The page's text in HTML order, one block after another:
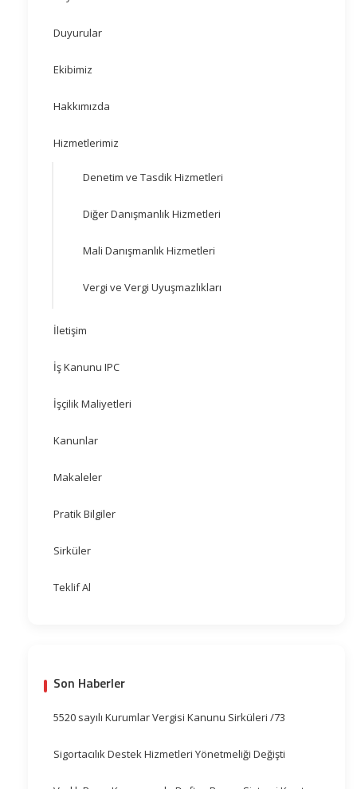
Duyurular
Ekibimiz
Hakkımızda
Hizmetlerimiz
Denetim ve Tasdik Hizmetleri
Diğer Danışmanlık Hizmetleri
Mali Danışmanlık Hizmetleri
Vergi ve Vergi Uyuşmazlıkları
İletişim
İş Kanunu IPC
İşçilik Maliyetleri
Kanunlar
Makaleler
Pratik Bilgiler
Sirküler
Teklif Al
Son Haberler
5520 sayılı Kurumlar Vergisi Kanunu Sirküleri /73
Sigortacılık Destek Hizmetleri Yönetmeliği Değişti